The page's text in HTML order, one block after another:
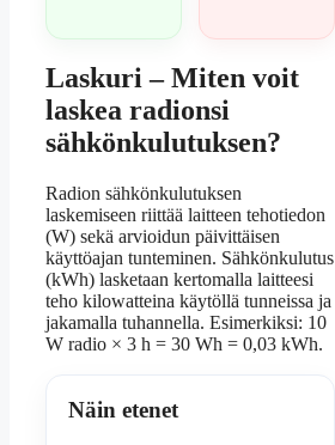
Laskuri – Miten voit
laskea radionsi
sähkönkulutuksen?
Radion sähkönkulutuksen
laskemiseen riittää laitteen tehotiedon
(W) sekä arvioidun päivittäisen
käyttöajan tunteminen. Sähkönkulutus
(kWh) lasketaan kertomalla laitteesi
teho kilowatteina käytöllä tunneissa ja
jakamalla tuhannella. Esimerkiksi: 10
W radio × 3 h = 30 Wh = 0,03 kWh.
Näin etenet